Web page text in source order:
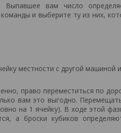
вам число
и выберите ту из них,
местности с другой машиной
право переместиться по
вам это выгодно.
на 1 ячейку). В ходе этой
а броски кубиков